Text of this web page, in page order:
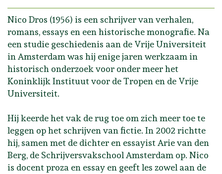
Nico Dros (1956) is een schrijver van verhalen,
romans, essays en een historische monografie. Na
een studie geschiedenis aan de Vrije Universiteit
in Amsterdam was hij enige jaren werkzaam in
historisch onderzoek voor onder meer het
Koninklijk Instituut voor de Tropen en de Vrije
Universiteit.
Hij keerde het vak de rug toe om zich meer toe te
leggen op het schrijven van fictie. In 2002 richtte
hij, samen met de dichter en essayist Arie van den
Berg, de Schrijversvakschool Amsterdam op. Nico
is docent proza en essay en geeft les zowel aan de